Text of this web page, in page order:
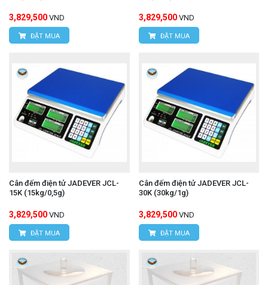
3,829,500 VND
ĐẶT MUA
3,829,500 VND
ĐẶT MUA
Cân đếm điện tử JADEVER JCL-
15K (15kg/0,5g)
3,829,500 VND
ĐẶT MUA
Cân đếm điện tử JADEVER JCL-
30K (30kg/1g)
3,829,500 VND
ĐẶT MUA